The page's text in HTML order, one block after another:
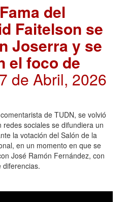
del
Faitelson se
Joserra y se
el foco de
de Abril, 2026
de TUDN, se volvió
sociales se difundiera un
la votación del Salón de la
en un momento en que se
José Ramón Fernández, con
diferencias.